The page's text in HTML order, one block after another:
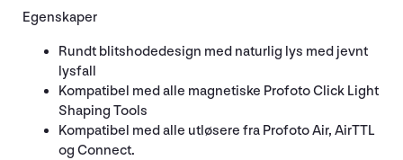
Egenskaper
Rundt blitshodedesign med naturlig lys med jevnt
lysfall
Kompatibel med alle magnetiske Profoto Click Light
Shaping Tools
Kompatibel med alle utløsere fra Profoto Air, AirTTL
og Connect.